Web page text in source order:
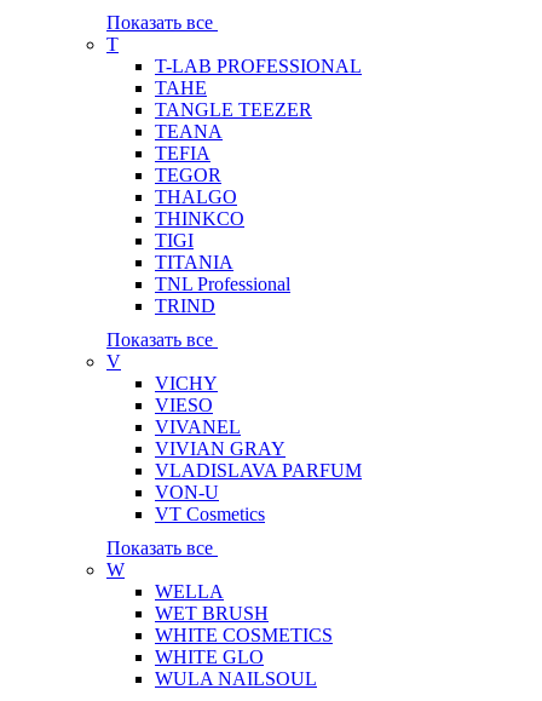
Показать все
T
T-LAB PROFESSIONAL
TAHE
TANGLE TEEZER
TEANA
TEFIA
TEGOR
THALGO
THINKCO
TIGI
TITANIA
TNL Professional
TRIND
Показать все
V
VICHY
VIESO
VIVANEL
VIVIAN GRAY
VLADISLAVA PARFUM
VON-U
VT Cosmetics
Показать все
W
WELLA
WET BRUSH
WHITE COSMETICS
WHITE GLO
WULA NAILSOUL